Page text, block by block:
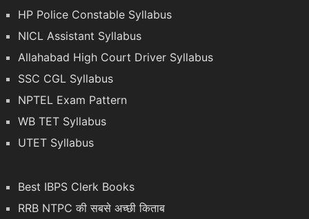
HP Police Constable Syllabus
NICL Assistant Syllabus
Allahabad High Court Driver Syllabus
SSC CGL Syllabus
NPTEL Exam Pattern
WB TET Syllabus
UTET Syllabus
Best IBPS Clerk Books
RRB NTPC की सबसे अच्छी किताब